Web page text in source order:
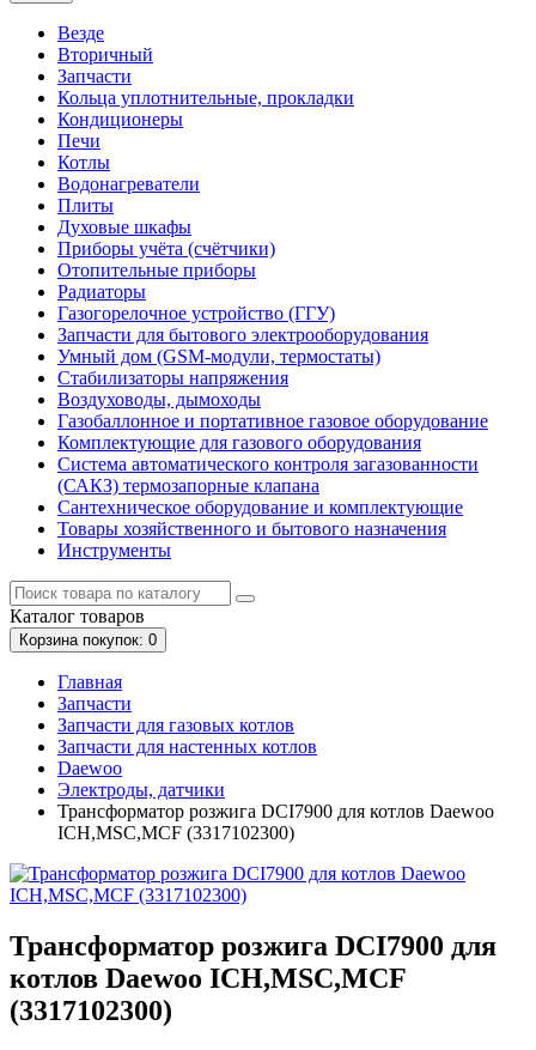
Везде
Вторичный
Запчасти
Кольца уплотнительные, прокладки
Кондиционеры
Печи
Котлы
Водонагреватели
Плиты
Духовые шкафы
Приборы учёта (счётчики)
Отопительные приборы
Радиаторы
Газогорелочное устройство (ГГУ)
Запчасти для бытового электрооборудования
Умный дом (GSM-модули, термостаты)
Cтабилизаторы напряжения
Воздуховоды, дымоходы
Газобаллонное и портативное газовое оборудование
Комплектующие для газового оборудования
Система автоматического контроля загазованности
(САКЗ) термозапорные клапана
Сантехническое оборудование и комплектующие
Товары хозяйственного и бытового назначения
Инструменты
Каталог товаров
Корзинапокупок: 0
Главная
Запчасти
Запчасти для газовых котлов
Запчасти для настенных котлов
Daewoo
Электроды, датчики
Трансформатор розжига DCI7900 для котлов Daewoo
ICH,MSC,MCF (3317102300)
Трансформатор розжига DCI7900 для
котлов Daewoo ICH,MSC,MCF
(3317102300)